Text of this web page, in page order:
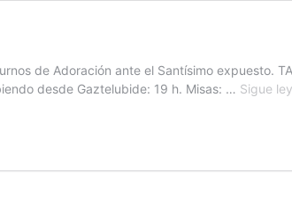
de Adoración ante el Santísimo expuesto.
desde Gaztelubide: 19 h. ­Misas: … Sigue